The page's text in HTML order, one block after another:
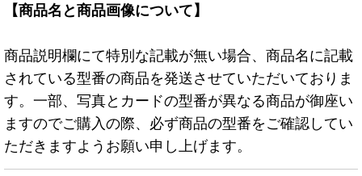
【商品名と商品画像について】
商品説明欄にて特別な記載が無い場合、商品名に記載
されている型番の商品を発送させていただいておりま
す。一部、写真とカードの型番が異なる商品が御座い
ますのでご購入の際、必ず商品の型番をご確認してい
ただきますようお願い申し上げます。